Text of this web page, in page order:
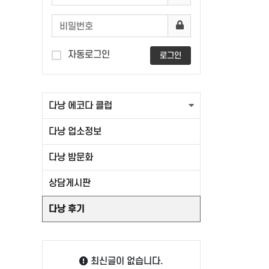
자동로그인 로그인
다낭 에코다 클럽
다낭 업소정보
다낭 밤문화
상담게시판
다낭 후기
최신글이 없습니다.